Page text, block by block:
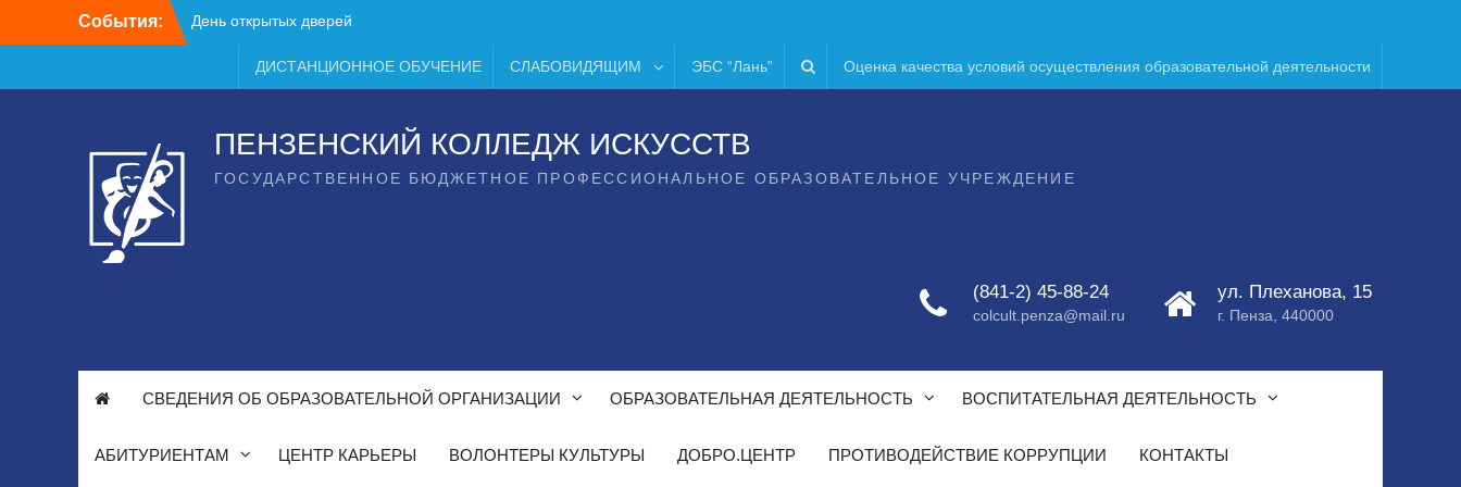
События: День открытых дверей
ДИСТАНЦИОННОЕ ОБУЧЕНИЕ СЛАБОВИДЯЩИМ ЭБС “Лань” Оценка качества условий осуществления образовательной деятельности
ПЕНЗЕНСКИЙ КОЛЛЕДЖ ИСКУССТВ
ГОСУДАРСТВЕННОЕ БЮДЖЕТНОЕ ПРОФЕССИОНАЛЬНОЕ ОБРАЗОВАТЕЛЬНОЕ УЧРЕЖДЕНИЕ
(841-2) 45-88-24
colcult.penza@mail.ru
ул. Плеханова, 15
г. Пенза, 440000
СВЕДЕНИЯ ОБ ОБРАЗОВАТЕЛЬНОЙ ОРГАНИЗАЦИИ ОБРАЗОВАТЕЛЬНАЯ ДЕЯТЕЛЬНОСТЬ ВОСПИТАТЕЛЬНАЯ ДЕЯТЕЛЬНОСТЬ
АБИТУРИЕНТАМ ЦЕНТР КАРЬЕРЫ ВОЛОНТЕРЫ КУЛЬТУРЫ ДОБРО.ЦЕНТР ПРОТИВОДЕЙСТВИЕ КОРРУПЦИИ КОНТАКТЫ